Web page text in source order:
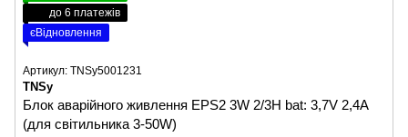
до 6 платежів
єВідновлення
Артикул: TNSy5001231
TNSy
Блок аварійного живлення EPS2 3W 2/3H bat: 3,7V 2,4A
(для світильника 3-50W)